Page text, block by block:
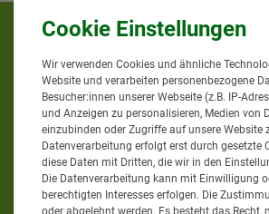
Wir verwenden Cookies und ähnliche
Website und verarbeiten personenbezogene
Besucher:innen unserer Webseite (z.B. IP-
und Anzeigen zu personalisieren, Medien von
einzubinden oder Zugriffe auf unsere Website
Datenverarbeitung erfolgt erst durch gesetzte
diese Daten mit Dritten, die wir in den
Die Datenverarbeitung kann mit Einwilligung
berechtigten Interesses erfolgen. Die
oder abgelehnt werden. Es besteht das Recht,